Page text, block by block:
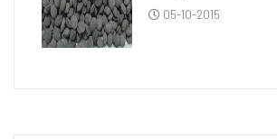
05-10-2015